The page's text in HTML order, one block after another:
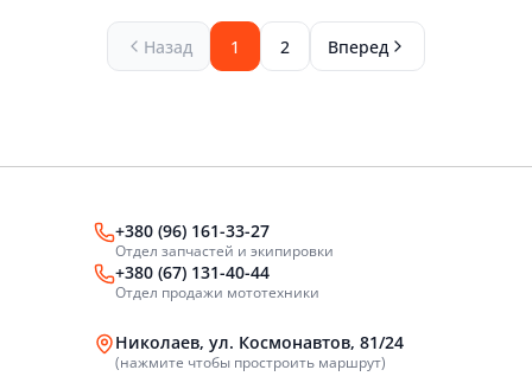
Назад 1 2 Вперед
+380 (96) 161-33-27
Отдел запчастей и экипировки
+380 (67) 131-40-44
Отдел продажи мототехники
Николаев, ул. Космонавтов, 81/24
(нажмите чтобы простроить маршрут)